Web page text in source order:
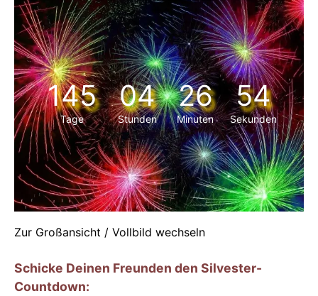
145
Tage
04
Stunden
26
Minuten
54
Sekunden
Zur Großansicht / Vollbild wechseln
Schicke Deinen Freunden den Silvester-
Countdown: